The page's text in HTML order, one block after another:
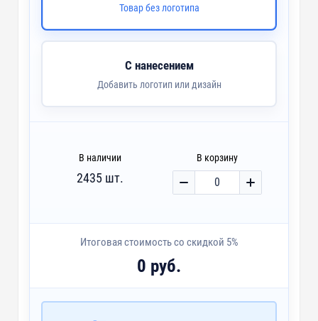
Товар без логотипа
С нанесением
Добавить логотип или дизайн
В наличии В корзину
2435 шт.
Итоговая стоимость со скидкой 5%
0 руб.